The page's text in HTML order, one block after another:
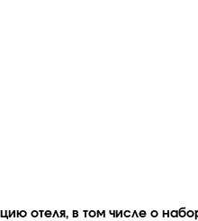
отеля, в том числе о